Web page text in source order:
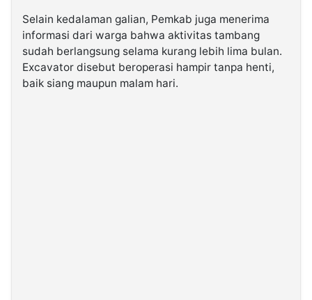
Selain kedalaman galian, Pemkab juga menerima
informasi dari warga bahwa aktivitas tambang
sudah berlangsung selama kurang lebih lima bulan.
Excavator disebut beroperasi hampir tanpa henti,
baik siang maupun malam hari.